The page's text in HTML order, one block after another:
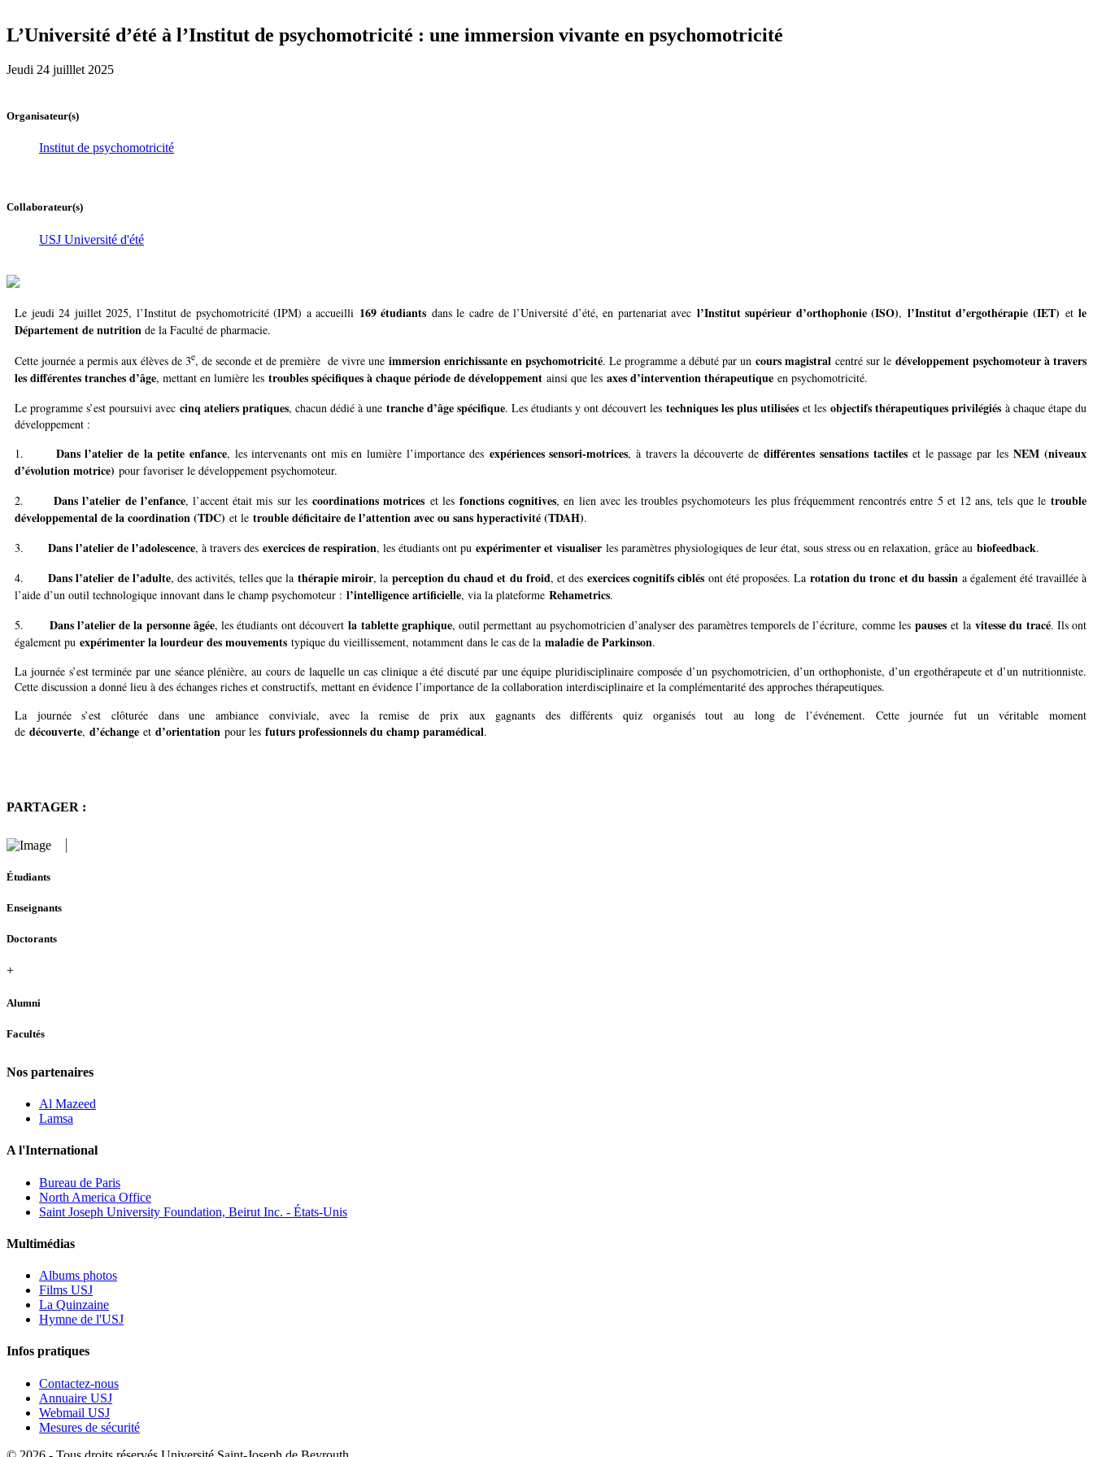
L’Université d’été à l’Institut de psychomotricité : une immersion vivante en psychomotricité
Jeudi 24 juilllet 2025
Organisateur(s)
Institut de psychomotricité
Collaborateur(s)
USJ Université d'été
Le jeudi 24 juillet 2025, l’Institut de psychomotricité (IPM) a accueilli 169 étudiants dans le cadre de l’Université d’été, en partenariat avec l’Institut supérieur d’orthophonie (ISO), l’Institut d’ergothérapie (IET) etle
Département de nutrition de la Faculté de pharmacie.
Cette journée a permis aux élèves de 3e, de seconde et de première de vivre une immersion enrichissante en psychomotricité. Le programme a débuté par un cours magistral centré sur le développement psychomoteur à travers
les différentes tranches d’âge, mettant en lumière les troubles spécifiques à chaque période de développement ainsi que les axes d’intervention thérapeutique en psychomotricité.
Le programme s’est poursuivi avec cinq ateliers pratiques, chacun dédié à une tranche d’âge spécifique. Les étudiants y ont découvert les techniques les plus utilisées et les objectifs thérapeutiques privilégiés à chaque étape du
développement :
1. Dans l’atelier de la petite enfance, les intervenants ont mis en lumière l’importance des expériences sensori-motrices, à travers la découverte dedifférentes sensations tactileset le passage par lesNEM (niveaux
d’évolution motrice) pour favoriser le développement psychomoteur.
2.Dans l’atelier de l’enfance, l’accent était mis sur lescoordinations motrices et les fonctions cognitives, en lien avec les troubles psychomoteurs les plus fréquemment rencontrés entre 5 et 12 ans, tels que letrouble
développemental de la coordination (TDC) et le trouble déficitaire de l’attention avec ou sans hyperactivité (TDAH).
3. Dans l’atelier de l’adolescence, à travers des exercices de respiration, les étudiants ont pu expérimenter et visualiser les paramètres physiologiques de leur état, sous stress ou en relaxation, grâce au biofeedback.
4.Dans l’atelier de l’adulte, des activités, telles que lathérapie miroir, laperception du chaud et du froid, et des exercices cognitifs ciblés ont été proposées. Larotation du tronc et du bassina également été travaillée à
l’aide d’un outil technologique innovant dans le champ psychomoteur : l’intelligence artificielle, via la plateforme Rehametrics.
5. Dans l’atelier de la personne âgée, les étudiants ont découvertla tablette graphique, outil permettant au psychomotricien d’analyser des paramètres temporels de l’écriture, comme lespauses et la vitesse du tracé. Ils ont
également pu expérimenter la lourdeur des mouvements typique du vieillissement, notamment dans le cas de la maladie de Parkinson.
La journée s’est terminée par une séance plénière, au cours de laquelle un cas clinique a été discuté par une équipe pluridisciplinaire composée d’un psychomotricien, d’un orthophoniste, d’un ergothérapeute et d’un nutritionniste.
Cette discussion a donné lieu à des échanges riches et constructifs, mettant en évidence l’importance de la collaboration interdisciplinaire et la complémentarité des approches thérapeutiques.
La journée s’est clôturée dans une ambiance conviviale, avec la remise de prix aux gagnants des différents quiz organisés tout au long de l’événement. Cette journée fut un véritable moment
de découverte, d’échange et d’orientation pour les futurs professionnels du champ paramédical.
PARTAGER :
Étudiants
Enseignants
Doctorants
+
Alumni
Facultés
Nos partenaires
Al Mazeed
Lamsa
A l'International
Bureau de Paris
North America Office
Saint Joseph University Foundation, Beirut Inc. - États-Unis
Multimédias
Albums photos
Films USJ
La Quinzaine
Hymne de l'USJ
Infos pratiques
Contactez-nous
Annuaire USJ
Webmail USJ
Mesures de sécurité